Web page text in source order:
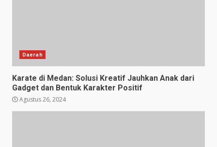
Daerah
Karate di Medan: Solusi Kreatif Jauhkan Anak dari
Gadget dan Bentuk Karakter Positif
Agustus 26, 2024